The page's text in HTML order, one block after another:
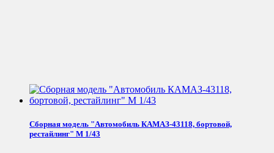
Сборная модель "Автомобиль КАМАЗ-43118, бортовой,
рестайлинг" М 1/43